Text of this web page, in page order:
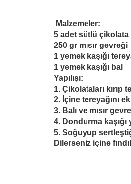
Malzemeler:
5 adet sütlü çikolata
250 gr mısır gevreği
1 yemek kaşığı
1 yemek kaşığı bal
Yapılışı:
1. Çikolataları kırıp
2. İçine tereyağını
3. Balı ve mısır
4. Dondurma kaşığı
5. Soğuyup
Dilerseniz içine